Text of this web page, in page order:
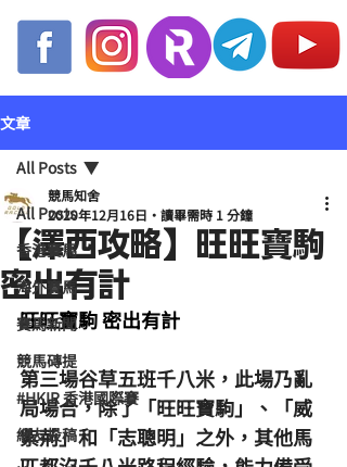
文章
All Posts
香港賽馬
海外賽馬
賽馬新聞
競馬磚提
#HKIR 香港國際賽
網友投稿
All Posts
【澤西攻略】旺旺寶駒
密出有計
競馬知舍
2020年12月16日
讀畢需時 1 分鐘
旺旺寶駒 密出有計
第三場谷草五班千八米，此場乃亂
局場合，除了「旺旺寶駒」、「威
紫荊」和「志聰明」之外，其他馬